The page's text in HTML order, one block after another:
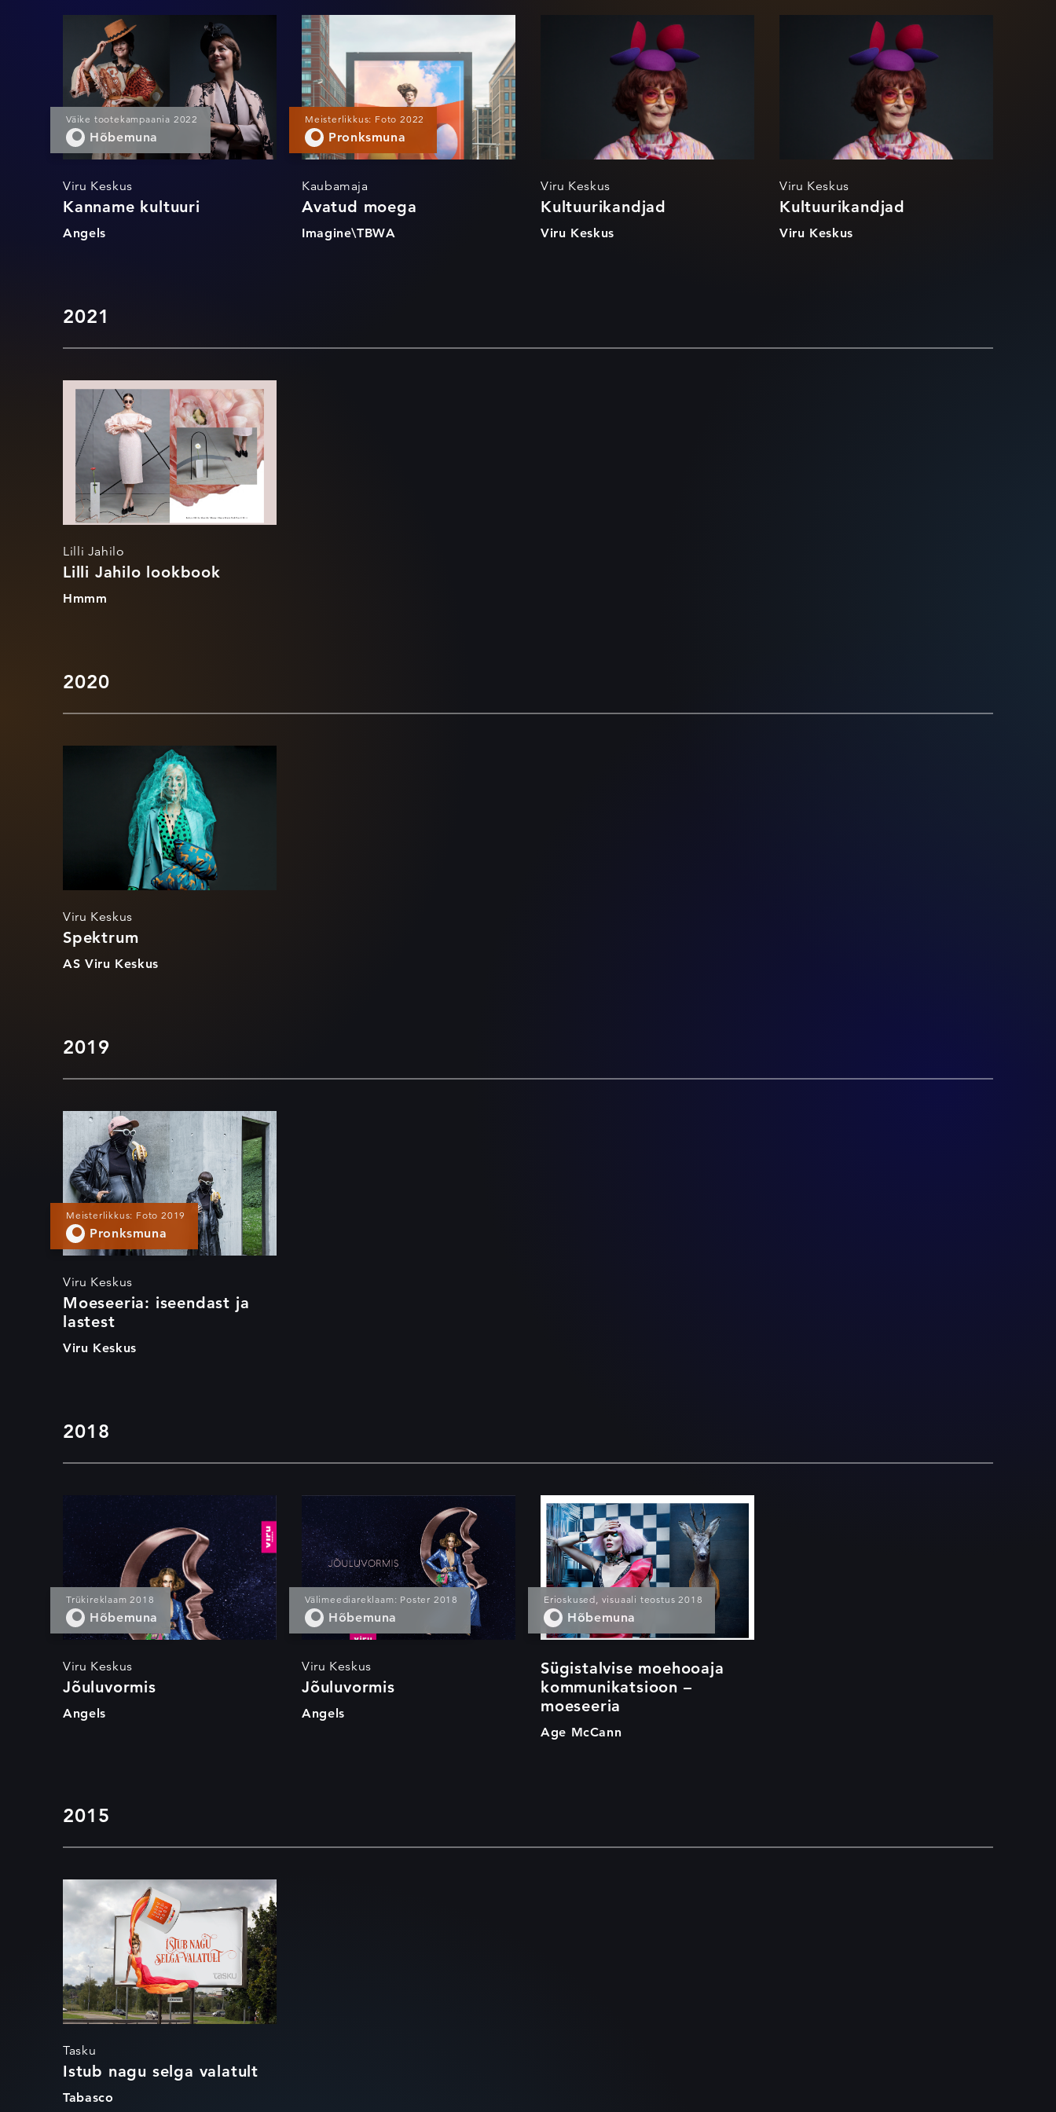
Kanname kultuuri
Väike tootekampaania 2022
Hõbemuna
Viru Keskus
Kanname kultuuri
Angels
Meisterlikkus: Foto 2022
Pronksmuna
Kaubamaja
Avatud moega
Imagine\TBWA
Kultuurikandjad
Viru Keskus
Kultuurikandjad
Viru Keskus
Kultuurikandjad
Viru Keskus
Kultuurikandjad
Viru Keskus
2021
Lilli Jahilo
lookbook
Lilli Jahilo
Lilli Jahilo lookbook
Hmmm
2020
Spektrum
Viru Keskus
Spektrum
AS Viru Keskus
2019
Moeseeria:
iseendast ja lastest
Meisterlikkus: Foto 2019
Pronksmuna
Viru Keskus
Moeseeria: iseendast ja
lastest
Viru Keskus
2018
Jõuluvormis
Trükireklaam 2018
Hõbemuna
Viru Keskus
Jõuluvormis
Angels
Jõuluvormis
Välimeediareklaam: Poster 2018
Hõbemuna
Viru Keskus
Jõuluvormis
Angels
Sügistalvise
moehooaja
kommunikatsioon –
moeseeria
Erioskused, visuaali teostus 2018
Hõbemuna
Sügistalvise moehooaja
kommunikatsioon –
moeseeria
Age McCann
2015
Istub nagu selga
valatult
Tasku
Istub nagu selga valatult
Tabasco